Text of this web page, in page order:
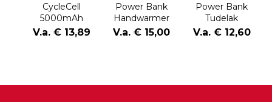
CycleCell
5000mAh
powerbank met
verwijderbare
V.a. € 13,89
Power Bank
Handwarmer
Geax
V.a. € 15,00
Power Bank
Tudelak
V.a. € 12,60